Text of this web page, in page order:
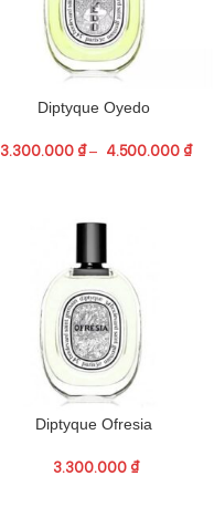
Diptyque Oyedo
3.300.000 ₫– 4.500.000 ₫
Diptyque Ofresia
3.300.000 ₫